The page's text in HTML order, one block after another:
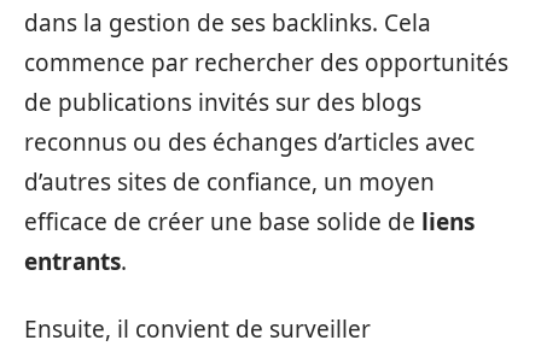
dans la gestion de ses backlinks. Cela
commence par rechercher des opportunités
de publications invités sur des blogs
reconnus ou des échanges d’articles avec
d’autres sites de confiance, un moyen
efficace de créer une base solide de liens
entrants.
Ensuite, il convient de surveiller